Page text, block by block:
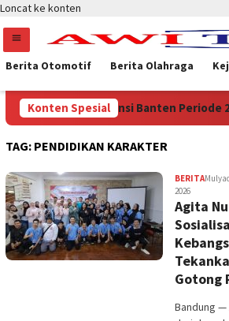
Loncat ke konten
Berita Otomotif Berita Olahraga
Konten Spesial
Merah Putih Provinsi Banten Periode
TAG: PENDIDIKAN KARAKTER
BERITA
2026
Agita
Gotong
Bandung —